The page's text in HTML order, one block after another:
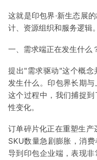
这就是印包界·新生态展
计、资源组织和服务逻辑。
一、需求端正在发生什么
提出"需求驱动"这个概念
发生什么。印包界长期
这个过程中，我们捕捉
性变化。
订单碎片化正在重塑生
SKU数量急剧膨胀，消
导到印包企业端，表现